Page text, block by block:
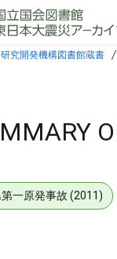
究開発機構図書館蔵書
一原発事故 (2011)